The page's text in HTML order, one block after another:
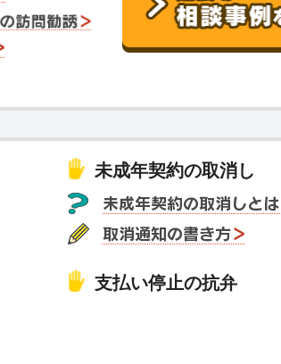
未成年契約の取消し
支払い停止の抗弁